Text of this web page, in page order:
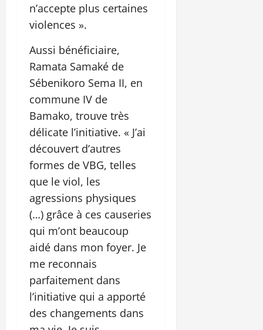
n’accepte plus certaines
violences ».
Aussi bénéficiaire,
Ramata Samaké de
Sébenikoro Sema II, en
commune IV de
Bamako, trouve très
délicate l’initiative. « J’ai
découvert d’autres
formes de VBG, telles
que le viol, les
agressions physiques
(…) grâce à ces causeries
qui m’ont beaucoup
aidé dans mon foyer. Je
me reconnais
parfaitement dans
l’initiative qui a apporté
des changements dans